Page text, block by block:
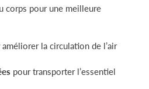
corps pour une meilleure
la circulation de l’air
pour transporter l’essentiel